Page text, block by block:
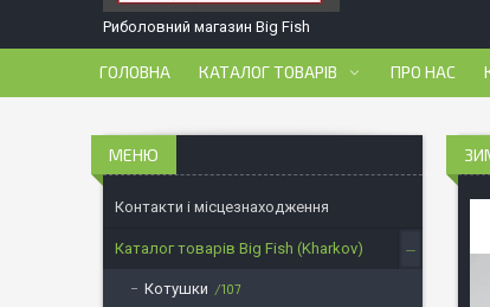
Риболовний магазин Big Fish
ГОЛОВНА КАТАЛОГ ТОВАРІВ ПРО НАС
Контакти і місцезнаходження
Каталог товарів Big Fish (Kharkov)
Котушки 107